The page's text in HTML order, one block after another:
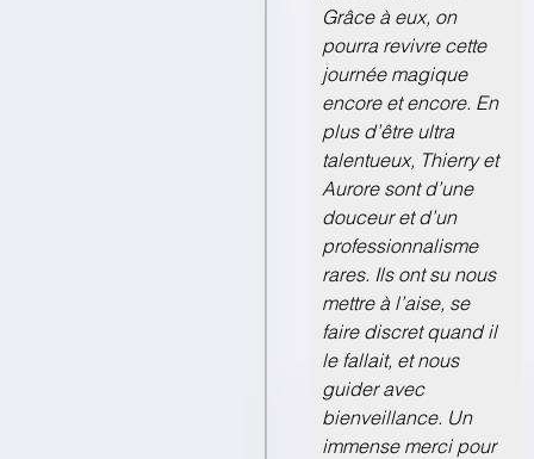
Grâce à eux, on
pourra revivre cette
journée magique
encore et encore. En
plus d’être ultra
talentueux, Thierry et
Aurore sont d’une
douceur et d’un
professionnalisme
rares. Ils ont su nous
mettre à l’aise, se
faire discret quand il
le fallait, et nous
guider avec
bienveillance. Un
immense merci pour